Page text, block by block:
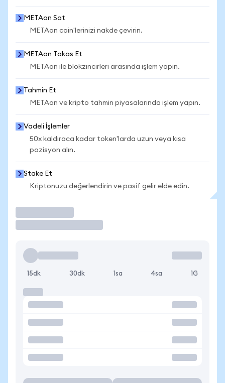
METAon Sat
METAon coin'lerinizi nakde çevirin.
METAon Takas Et
METAon ile blokzincirleri arasında işlem yapın.
Tahmin Et
METAon ve kripto tahmin piyasalarında işlem yapın.
Vadeli İşlemler
50x kaldıraca kadar token'larda uzun veya kısa
pozisyon alın.
Stake Et
Kriptonuzu değerlendirin ve pasif gelir elde edin.
15dk 30dk 1sa 4sa 1G